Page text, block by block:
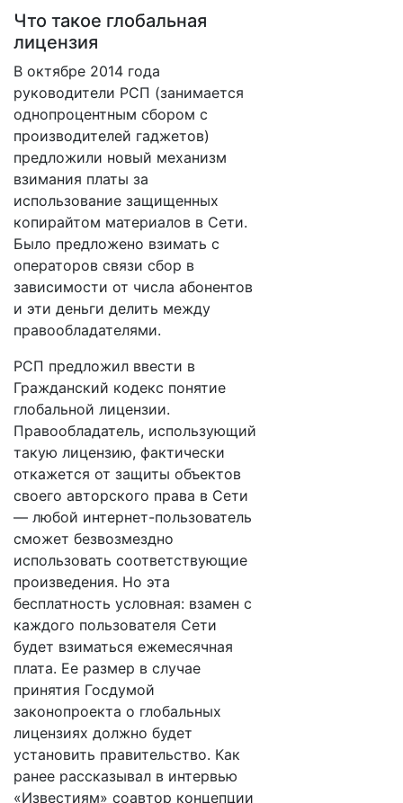
Что такое глобальная
лицензия
В октябре 2014 года
руководители РСП (занимается
однопроцентным сбором с
производителей гаджетов)
предложили новый механизм
взимания платы за
использование защищенных
копирайтом материалов в Сети.
Было предложено взимать с
операторов связи сбор в
зависимости от числа абонентов
и эти деньги делить между
правообладателями.
РСП предложил ввести в
Гражданский кодекс понятие
глобальной лицензии.
Правообладатель, использующий
такую лицензию, фактически
откажется от защиты объектов
своего авторского права в Сети
— любой интернет-пользователь
сможет безвозмездно
использовать соответствующие
произведения. Но эта
бесплатность условная: взамен с
каждого пользователя Сети
будет взиматься ежемесячная
плата. Ее размер в случае
принятия Госдумой
законопроекта о глобальных
лицензиях должно будет
установить правительство. Как
ранее рассказывал в интервью
«Известиям» соавтор концепции